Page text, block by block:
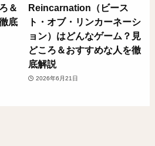
＆
底
Reincarnation（ビース
ト・オブ・リンカーネーシ
ョン）はどんなゲーム？見
どころ＆おすすめな人を徹
底解説
2026年6月21日